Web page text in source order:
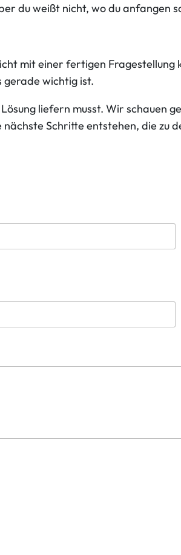
du weißt nicht, wo du anfangen
mit einer fertigen
gerade wichtig ist.
liefern musst. Wir schauen
Schritte entstehen, die zu